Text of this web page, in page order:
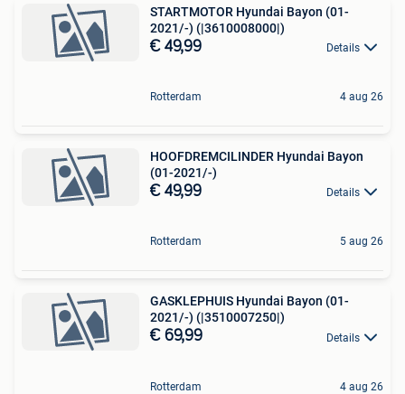
STARTMOTOR Hyundai Bayon (01-
2021/-) (|3610008000|)
€ 49,99 Details
Rotterdam 4 aug 26
HOOFDREMCILINDER Hyundai Bayon
(01-2021/-)
€ 49,99 Details
Rotterdam 5 aug 26
GASKLEPHUIS Hyundai Bayon (01-
2021/-) (|3510007250|)
€ 69,99 Details
Rotterdam 4 aug 26